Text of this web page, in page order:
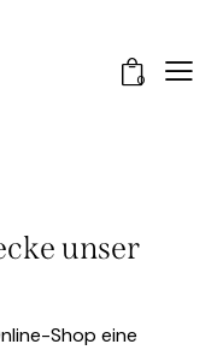
0
unser
Shop eine